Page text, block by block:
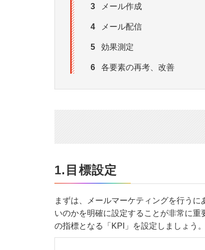
3 メール作成
4 メール配信
5 効果測定
6 各要素の再考、改善
1.目標設定
まずは、メールマーケティングを行う
いのかを明確に設定することが非常に
の指標となる「KPI」を設定しましょう。